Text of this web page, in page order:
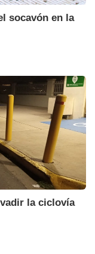
socavón en la
la ciclovía